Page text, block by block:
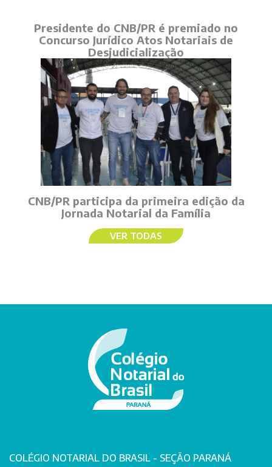
Presidente do CNB/PR é premiado no
Concurso Jurídico Atos Notariais de
Desjudicialização
CNB/PR participa da primeira edição da
Jornada Notarial da Família
VER TODAS
COLÉGIO NOTARIAL DO BRASIL - SEÇÃO PARANÁ